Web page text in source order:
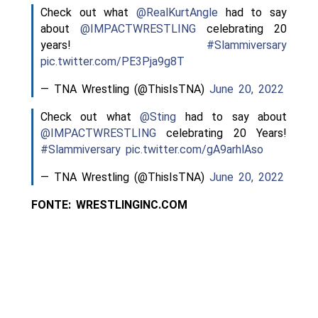
Check out what @RealKurtAngle had to say
about @IMPACTWRESTLINGcelebrating 20
years! #Slammiversary
pic.twitter.com/PE3Pja9g8T
— TNA Wrestling (@ThisIsTNA) June 20, 2022
Check out what@Sting had to say about
@IMPACTWRESTLINGcelebrating 20 Years!
#Slammiversary pic.twitter.com/gA9arhlAso
— TNA Wrestling (@ThisIsTNA) June 20, 2022
FONTE: WRESTLINGINC.COM